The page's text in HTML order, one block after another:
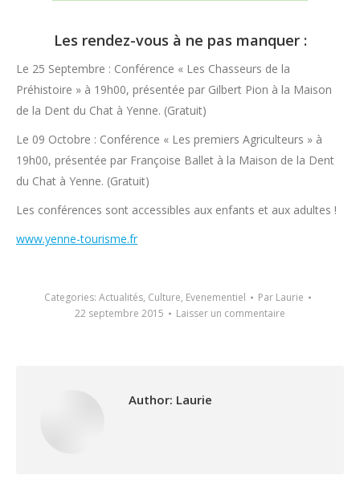
Les rendez-vous à ne pas manquer :
Le 25 Septembre : Conférence « Les Chasseurs de la
Préhistoire » à 19h00, présentée par Gilbert Pion à la Maison
de la Dent du Chat à Yenne. (Gratuit)
Le 09 Octobre : Conférence « Les premiers Agriculteurs » à
19h00, présentée par Françoise Ballet à la Maison de la Dent
du Chat à Yenne. (Gratuit)
Les conférences sont accessibles aux enfants et aux adultes !
www.yenne-tourisme.fr
Categories: Actualités, Culture, Evenementiel Par Laurie
22 septembre 2015
Laisser un commentaire
Author: Laurie